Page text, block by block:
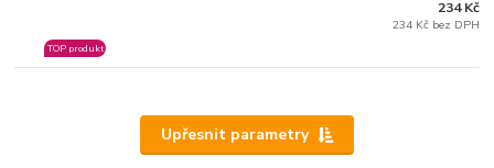
TOP produkt
234 Kč
234 Kč bez DPH
Upřesnit parametry